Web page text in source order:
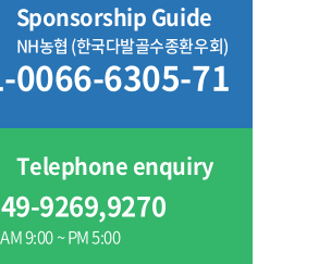
Sponsorship Guide
NH농협 (한국다발골수종환우회)
0066-6305-71
Telephone enquiry
9269,9270
9:00 ~ PM 5:00